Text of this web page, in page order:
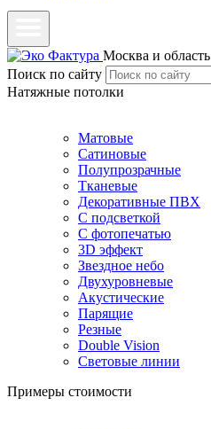
Москва и область
Поиск по сайту
Натяжные потолки
Матовые
Сатиновые
Полупрозрачные
Тканевые
Декоративные ПВХ
С подсветкой
С фотопечатью
3D эффект
Звездное небо
Двухуровневые
Акустические
Парящие
Резные
Double Vision
Световые линии
Примеры стоимости